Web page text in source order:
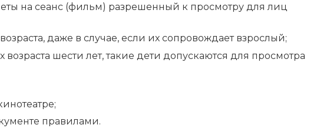
на сеанс (фильм) разрешенный к просмотру для лиц
даже в случае, если их сопровождает взрослый;
шести лет, такие дети допускаются для просмотра
правилами.